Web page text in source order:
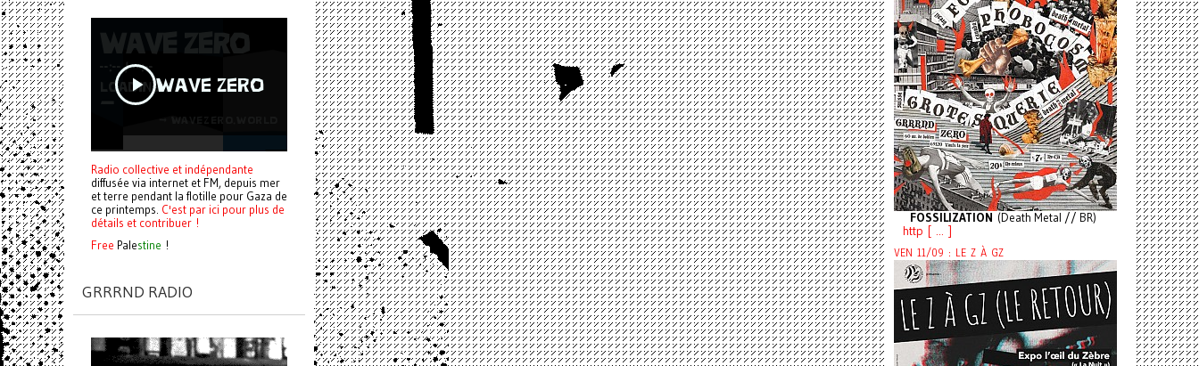
Radio collective et indépendante
diffusée via internet et FM, depuis mer
et terre pendant la flotille pour Gaza de
ce printemps. C'est par ici pour plus de
détails et contribuer !
Free Palestine !
GRRRND RADIO
FOSSILIZATION (Death Metal // BR)
http [ ... ]
VEN 11/09 : LE Z À GZ